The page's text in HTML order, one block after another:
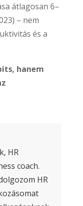
átlagosan 6–
– nem
és a
hanem
HR
coach.
HR